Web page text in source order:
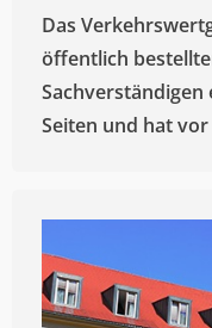
Das
öffentlich
Sachverständigen
Seiten und hat